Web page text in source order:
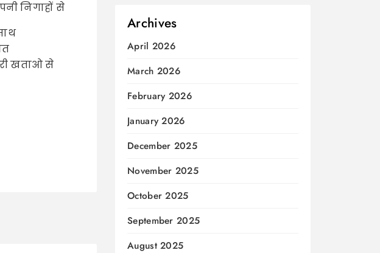
निगाहों से
खताओ से
Archives
April 2026
March 2026
February 2026
January 2026
December 2025
November 2025
October 2025
September 2025
August 2025